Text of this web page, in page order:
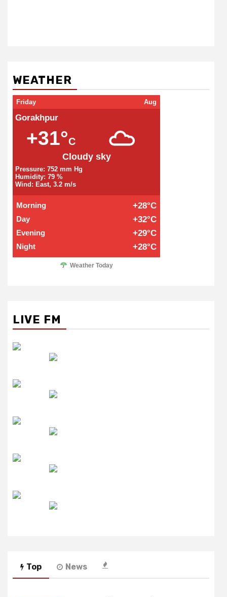
WEATHER
Friday Aug
Gorakhpur
+31°C
Cloudy sky
Pressure: 752 mm Hg
Humidity: 79 %
Wind: East, 3.2 m/s
Morning +28°C
Day +32°C
Evening +29°C
Night +28°C
Weather Today
LIVE FM
Top News